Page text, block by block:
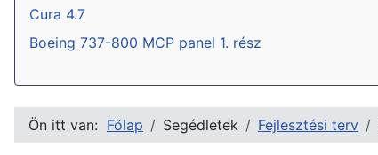
Cura 4.7
Boeing 737-800 MCP panel 1. rész
Ön itt van: Főlap Segédletek Fejlesztési terv